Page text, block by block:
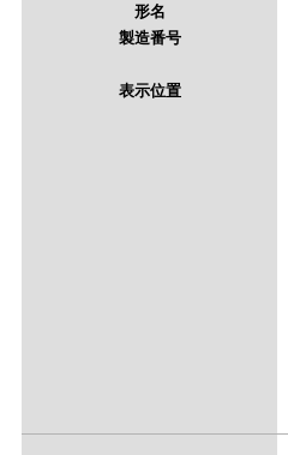
形名
製造番号
表示位置